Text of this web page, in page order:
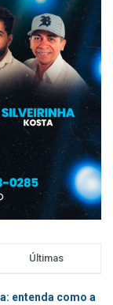
Últimas
entenda como a